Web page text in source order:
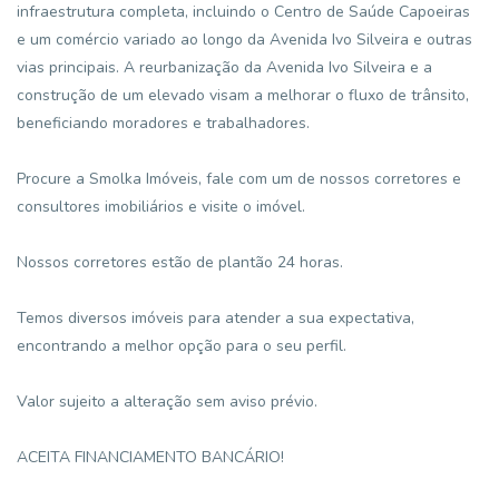
infraestrutura completa, incluindo o Centro de Saúde Capoeiras
e um comércio variado ao longo da Avenida Ivo Silveira e outras
vias principais. A reurbanização da Avenida Ivo Silveira e a
construção de um elevado visam a melhorar o fluxo de trânsito,
beneficiando moradores e trabalhadores.
Procure a Smolka Imóveis, fale com um de nossos corretores e
consultores imobiliários e visite o imóvel.
Nossos corretores estão de plantão 24 horas.
Temos diversos imóveis para atender a sua expectativa,
encontrando a melhor opção para o seu perfil.
Valor sujeito a alteração sem aviso prévio.
ACEITA FINANCIAMENTO BANCÁRIO!